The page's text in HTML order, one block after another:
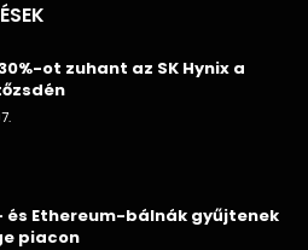
ot zuhant az SK Hynix a
és Ethereum-bálnák gyűjtenek
piacon